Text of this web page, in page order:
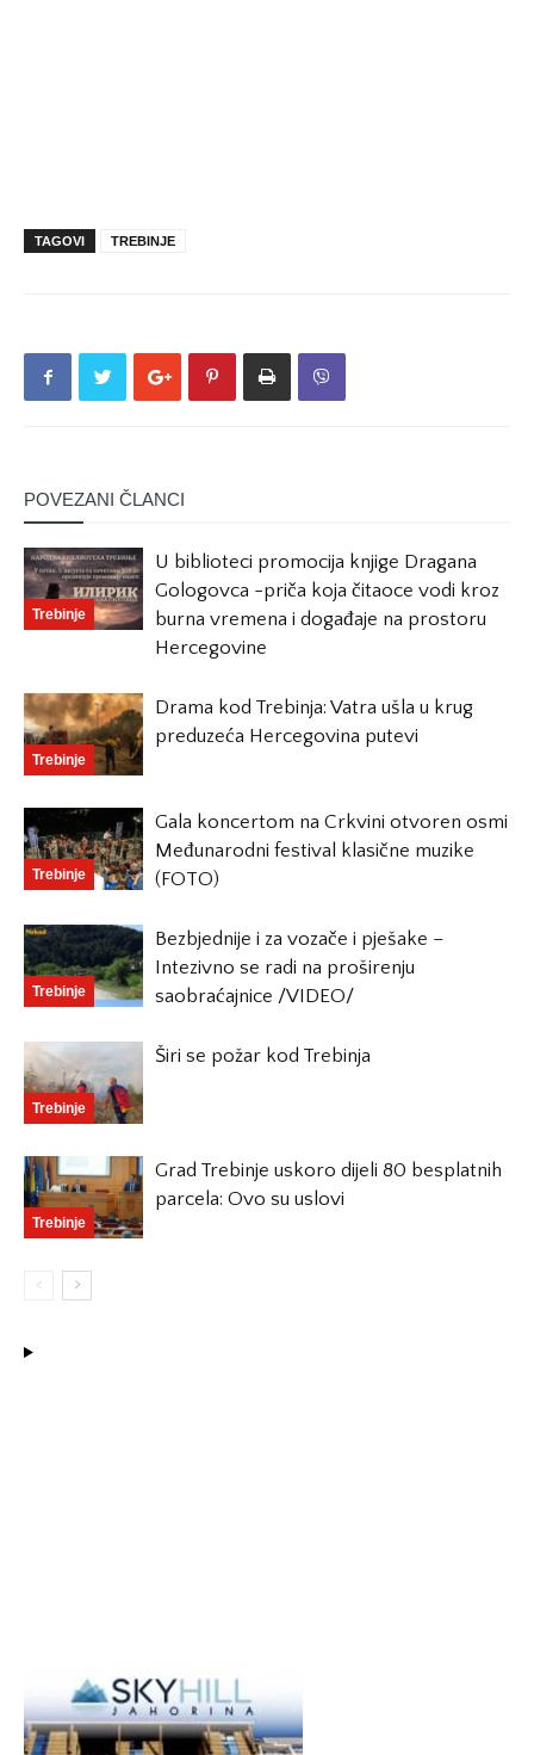
TAGOVI TREBINJE
POVEZANI ČLANCI
Trebinje
U biblioteci promocija knjige Dragana
Gologovca -priča koja čitaoce vodi kroz
burna vremena i događaje na prostoru
Hercegovine
Trebinje
Drama kod Trebinja: Vatra ušla u krug
preduzeća Hercegovina putevi
Trebinje
Gala koncertom na Crkvini otvoren osmi
Međunarodni festival klasične muzike
(FOTO)
Trebinje
Bezbjednije i za vozače i pješake –
Intezivno se radi na proširenju
saobraćajnice /VIDEO/
Trebinje
Širi se požar kod Trebinja
Trebinje
Grad Trebinje uskoro dijeli 80 besplatnih
parcela: Ovo su uslovi